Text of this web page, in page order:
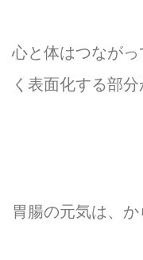
心と体はつなが
く表面化する部分
胃腸の元気は、か